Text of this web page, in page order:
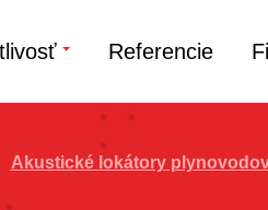
Referencie
Akustické lokátory